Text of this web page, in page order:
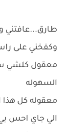
طارق...عافتني
وكفخني على
معقول كلشي
السهوله
معقوله كل
الي جاي احس